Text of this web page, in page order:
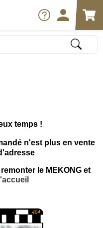
temps !
n'est plus en vente
le MEKONG et
l'accueil